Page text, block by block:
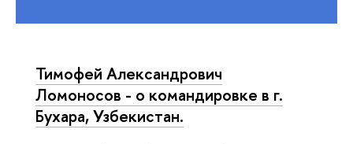
Тимофей Александрович
Ломоносов - о командировке в г.
Бухара, Узбекистан.